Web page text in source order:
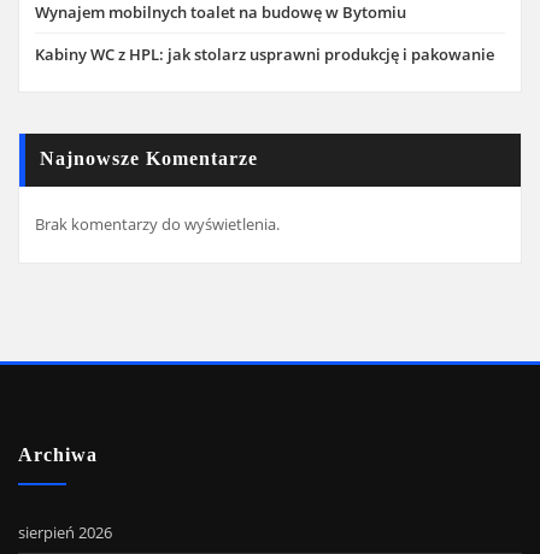
Wynajem mobilnych toalet na budowę w Bytomiu
Kabiny WC z HPL: jak stolarz usprawni produkcję i pakowanie
Najnowsze Komentarze
Brak komentarzy do wyświetlenia.
Archiwa
sierpień 2026